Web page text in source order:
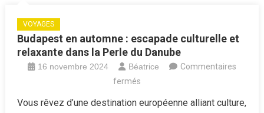
VOYAGES
Budapest en automne : escapade culturelle et
relaxante dans la Perle du Danube
16 novembre 2024 Béatrice
Commentaires
fermés
Vous rêvez d’une destination européenne alliant culture,